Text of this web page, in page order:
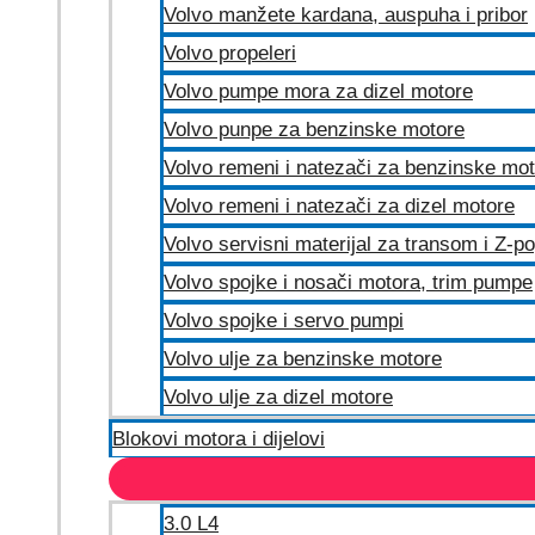
Volvo manžete kardana, auspuha i pribor
Volvo propeleri
Volvo pumpe mora za dizel motore
Volvo punpe za benzinske motore
Volvo remeni i natezači za benzinske
Volvo remeni i natezači za dizel motore
Volvo servisni materijal za transom i Z-
Volvo spojke i nosači motora, trim pumpe
Volvo spojke i servo pumpi
Volvo ulje za benzinske motore
Volvo ulje za dizel motore
Blokovi motora i dijelovi
3.0 L4